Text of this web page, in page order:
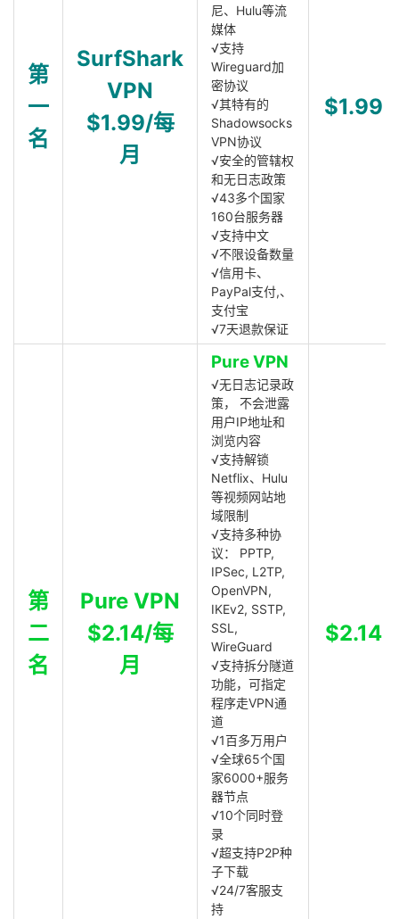
第
一
名
SurfShark
VPN
$1.99/每
月
尼、Hulu等流
媒体
√支持
Wireguard加
密协议
√其特有的
Shadowsocks
VPN协议
√安全的管辖权
和无日志政策
√43多个国家
160台服务器
√支持中文
√不限设备数量
√信用卡、
PayPal支付,、
支付宝
√7天退款保证
$1.99
第
二
名
Pure VPN
$2.14/每
月
Pure VPN
√无日志记录政
策， 不会泄露
用户IP地址和
浏览内容
√支持解锁
Netflix、Hulu
等视频网站地
域限制
√支持多种协
议： PPTP,
IPSec, L2TP,
OpenVPN,
IKEv2, SSTP,
SSL,
WireGuard
√支持拆分隧道
功能，可指定
程序走VPN通
道
√1百多万用户
√全球65个国
家6000+服务
器节点
√10个同时登
录
√超支持P2P种
子下载
√24/7客服支
持
$2.14